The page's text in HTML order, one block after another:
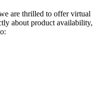
are thrilled to offer virtual
about product availability,